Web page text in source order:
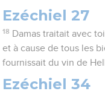
Ezéchiel 27
18 Damas traitait avec
et à cause de tous les
fournissait du vin de
Ezéchiel 34